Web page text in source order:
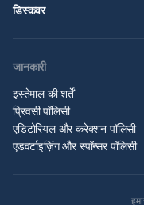
डिस्कवर
जानकारी
इस्तेमाल की शर्तें
प्रिवसी पॉलिसी
एडिटोरियल और करेक्शन पॉलिसी
एडवर्टाइज़िंग और स्पॉन्सर पॉलिसी